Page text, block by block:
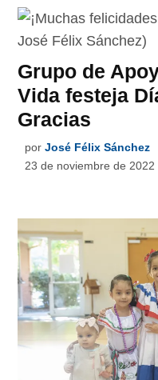
Grupo de
Vida festeja
Gracias
por José Félix Sánchez
23 de noviembre de 2022